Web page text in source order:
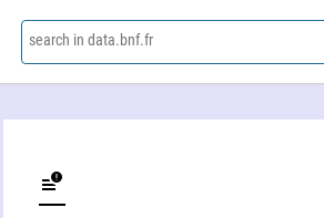
search in data.bnf.fr